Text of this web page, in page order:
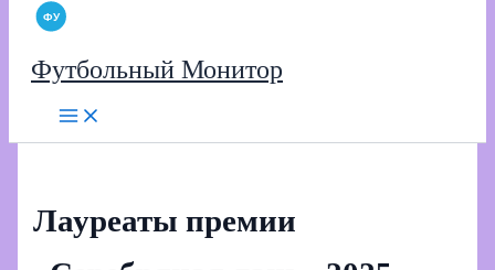
Футбольный Монитор
Лауреаты премии